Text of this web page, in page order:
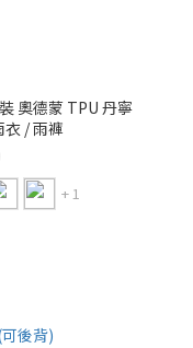
奧德蒙 TPU 丹寧
/ 雨褲
+ 1